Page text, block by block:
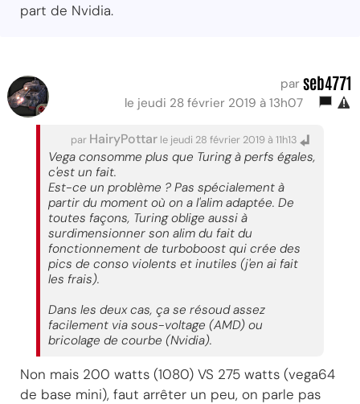
part de Nvidia.
par seb4771
le jeudi 28 février 2019 à 13h07
par HairyPottar le jeudi 28 février 2019 à 11h13
Vega consomme plus que Turing à perfs égales,
c'est un fait.
Est-ce un problème ? Pas spécialement à
partir du moment où on a l'alim adaptée. De
toutes façons, Turing oblige aussi à
surdimensionner son alim du fait du
fonctionnement de turboboost qui crée des
pics de conso violents et inutiles (j'en ai fait
les frais).
Dans les deux cas, ça se résoud assez
facilement via sous-voltage (AMD) ou
bricolage de courbe (Nvidia).
Non mais 200 watts (1080) VS 275 watts (vega64
de base mini), faut arrêter un peu, on parle pas